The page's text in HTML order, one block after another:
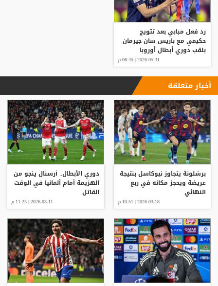
رد فعل مبابي بعد تتويج
حكيمي مع باريس سان جيرمان
بلقب دوري أبطال أوروبا
2026-05-31 | 06:45 م
أخبار متعلقة
برشلونة يتجاوز نيوكاسل بنتيجة
عريضة ويحجز مكانه في ربع
النهائي
2026-03-18 | 10:51 م
دوري الأبطال.. أرسنال ينجو من
الهزيمة أمام ألمانيا في الوقت
القاتل
2026-03-11 | 11:25 م